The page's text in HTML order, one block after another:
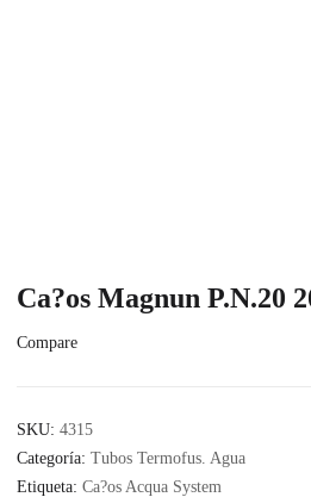
Ca?os Magnun P.N.20
Compare
SKU: 4315
Categoría: Tubos Termofus. Agua
Etiqueta: Ca?os Acqua System